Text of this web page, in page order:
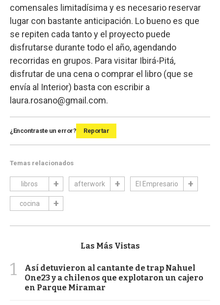
comensales limitadísima y es necesario reservar
lugar con bastante anticipación. Lo bueno es que
se repiten cada tanto y el proyecto puede
disfrutarse durante todo el año, agendando
recorridas en grupos. Para visitar Ibirá-Pitá,
disfrutar de una cena o comprar el libro (que se
envía al Interior) basta con escribir a
laura.rosano@gmail.com.
¿Encontraste un error? Reportar
Temas relacionados
libros afterwork El Empresario
cocina
Las Más Vistas
1
Así detuvieron al cantante de trap Nahuel
One23 y a chilenos que explotaron un cajero
en Parque Miramar